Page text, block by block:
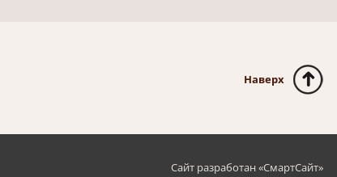
Наверх
Сайт разработан «СмартСайт»